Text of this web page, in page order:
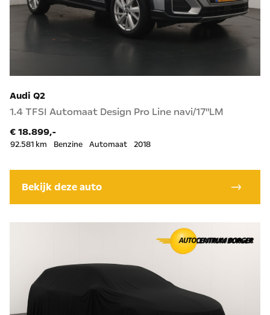
Audi Q2
1.4 TFSI Automaat Design Pro Line navi/17"LM
€ 18.899,-
92.581 km Benzine Automaat 2018
Bekijk deze auto